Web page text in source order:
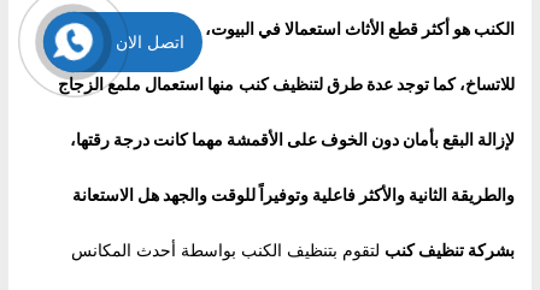
الكنب هو أكثر قطع الأثاث استعمالا في البيوت، ولهذا فهو الاكثر عرضه
للاتساخ، كما توجد عدة طرق لتنظيف كنب منها استعمال ملمع الزجاج
لإزالة البقع بأمان دون الخوف على الأقمشة مهما كانت درجة رقتها،
والطريقة الثانية والأكثر فاعلية وتوفيراً للوقت والجهد هل الاستعانة
بشركةتنظيف كنب لتقوم بتنظيف الكنب بواسطة أحدث المكانس
اتصل الان